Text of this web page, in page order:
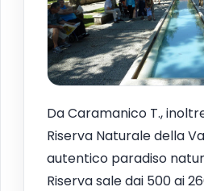
Da Caramanico T.,
Riserva Naturale della
autentico paradiso
Riserva sale dai 500 ai